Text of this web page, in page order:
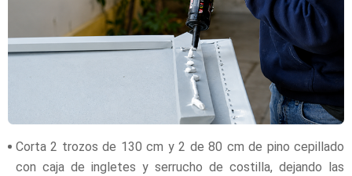
Corta 2 trozos de 130 cm y 2 de 80 cm de pino cepillado
con caja de ingletes y serrucho de costilla, dejando las